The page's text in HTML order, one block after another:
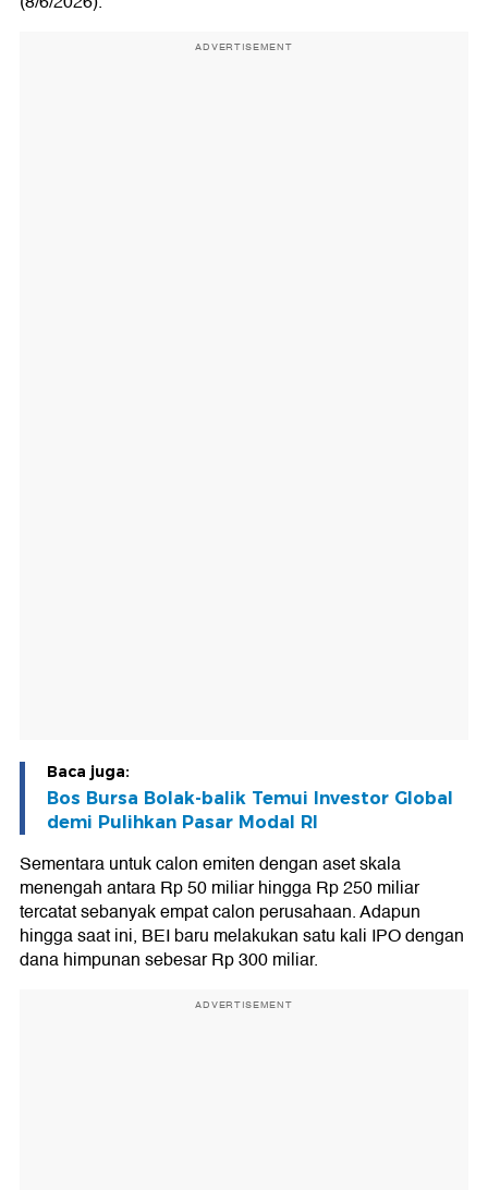
ADVERTISEMENT
Baca juga:
Bos Bursa Bolak-balik Temui Investor Global
demi Pulihkan Pasar Modal RI
Sementara untuk calon emiten dengan aset skala
menengah antara Rp 50 miliar hingga Rp 250 miliar
tercatat sebanyak empat calon perusahaan. Adapun
hingga saat ini, BEI baru melakukan satu kali IPO dengan
dana himpunan sebesar Rp 300 miliar.
ADVERTISEMENT